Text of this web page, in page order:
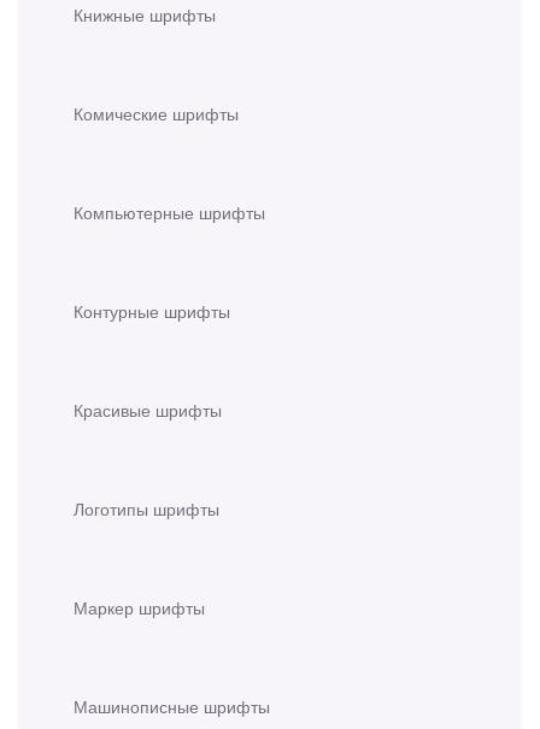
Книжные шрифты
Комические шрифты
Компьютерные шрифты
Контурные шрифты
Красивые шрифты
Логотипы шрифты
Маркер шрифты
Машинописные шрифты